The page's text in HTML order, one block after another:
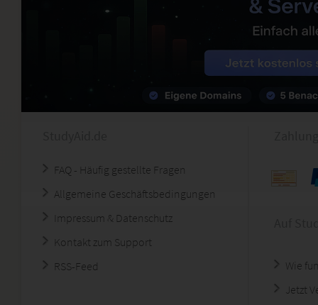
FAQ - Häufig gestellte Fragen
Allgemeine Geschäftsbedingungen
Impressum & Datenschutz
Kontakt zum Support
RSS-Feed
Wie
Jetzt